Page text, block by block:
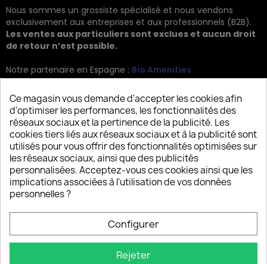
Nous sommes un grossiste spécialisé et nous vendons
exclusivement aux entreprises et aux professionnels (B2B).
Les ventes aux particuliers sont exclues et aucun droit
de retour n’est possible.
Notre partenaire en Espagne : Bio Amenities
Kontakt
JRG Trading GmbH
Zietenstr. 9
12244 Berlin
Tel: +49 (0)30 2357 3470
info@top-amenities.com
Ce magasin vous demande d'accepter les cookies afin
d'optimiser les performances, les fonctionnalités des
réseaux sociaux et la pertinence de la publicité. Les
cookies tiers liés aux réseaux sociaux et à la publicité sont
utilisés pour vous offrir des fonctionnalités optimisées sur
les réseaux sociaux, ainsi que des publicités
personnalisées. Acceptez-vous ces cookies ainsi que les
implications associées à l'utilisation de vos données
personnelles ?
Configurer
Rejeter